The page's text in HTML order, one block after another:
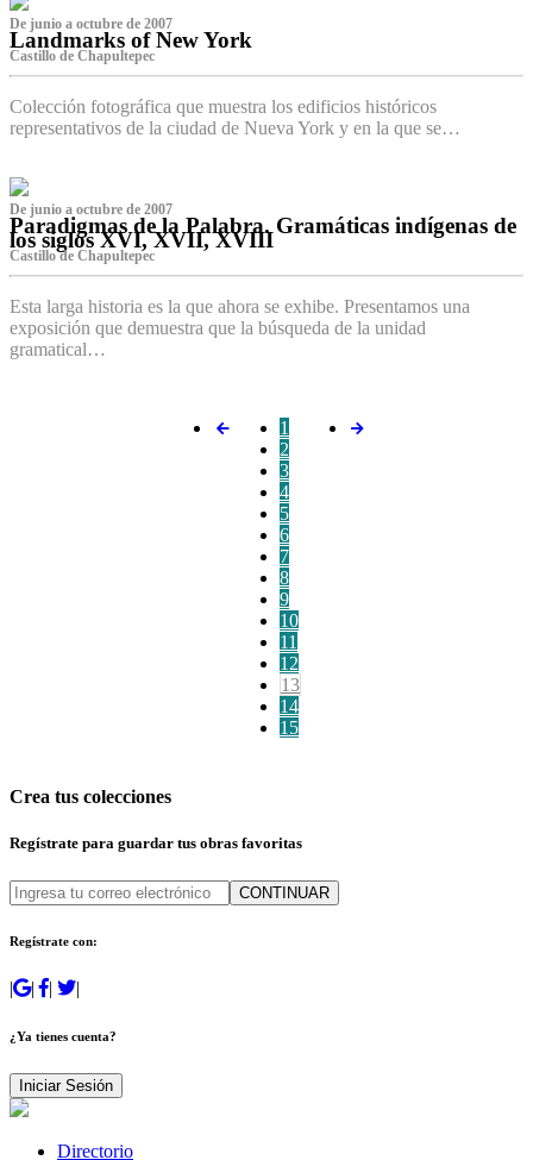
De junio a octubre de 2007
Landmarks of New York
Castillo de Chapultepec
Colección fotográfica que muestra los edificios históricos
representativos de la ciudad de Nueva York y en la que se…
De junio a octubre de 2007
Paradigmas de la Palabra. Gramáticas indígenas de
los siglos XVI, XVII, XVIII
Castillo de Chapultepec
Esta larga historia es la que ahora se exhibe. Presentamos una
exposición que demuestra que la búsqueda de la unidad
gramatical…
1
2
3
4
5
6
7
8
9
10
11
12
13
14
15
Crea tus colecciones
Regístrate para guardar tus obras favoritas
CONTINUAR
Regístrate con:
|
¿Ya tienes cuenta?
Iniciar Sesión
Directorio